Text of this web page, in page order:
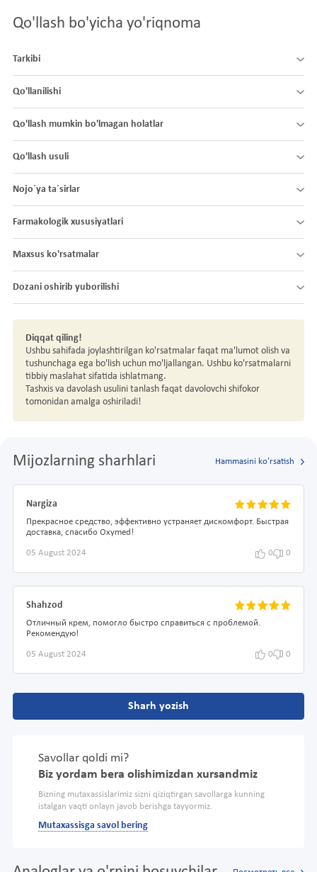
Qo'llash bo'yicha yo'riqnoma
Tarkibi
Qo'llanilishi
Qo'llash mumkin bo'lmagan holatlar
Qo'llash usuli
Nojo´ya ta´sirlar
Farmakologik xususiyatlari
Maxsus ko'rsatmalar
Dozani oshirib yuborilishi
Diqqat qiling!
Ushbu sahifada joylashtirilgan ko'rsatmalar faqat ma'lumot olish va
tushunchaga ega bo'lish uchun mo'ljallangan. Ushbu ko'rsatmalarni
tibbiy maslahat sifatida ishlatmang.
Tashxis va davolash usulini tanlash faqat davolovchi shifokor
tomonidan amalga oshiriladi!
Mijozlarning sharhlari Hammasini ko'rsatish
Nargiza
Прекрасное средство, эффективно устраняет дискомфорт. Быстрая
доставка, спасибо Oxymed!
05 August 2024 0 0
Shahzod
Отличный крем, помогло быстро справиться с проблемой.
Рекомендую!
05 August 2024 0 0
Sharh yozish
Savollar qoldi mi?
Biz yordam bera olishimizdan xursandmiz
Bizning mutaxassislarimiz sizni qiziqtirgan savollarga kunning
istalgan vaqti onlayn javob berishga tayyormiz.
Mutaxassisga savol bering